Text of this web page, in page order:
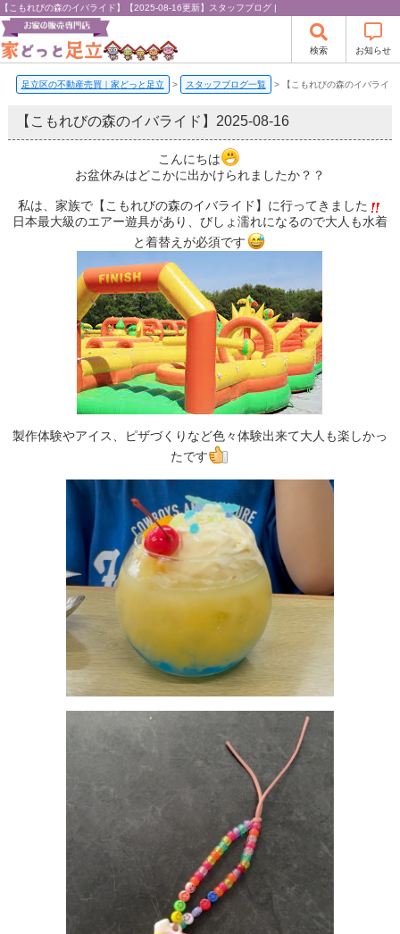
【こもれびの森のイバライド】【2025-08-16更新】スタッフブログ |
検索 お知らせ
足立区の不動産売買｜家どっと足立 > スタッフブログ一覧 > 【こもれびの森のイバライド
【こもれびの森のイバライド】 2025-08-16
こんにちは
お盆休みはどこかに出かけられましたか？？
私は、家族で【こもれびの森のイバライド】に行ってきました
日本最大級のエアー遊具があり、びしょ濡れになるので大人も水着
と着替えが必須です
製作体験やアイス、ピザづくりなど色々体験出来て大人も楽しかっ
たです